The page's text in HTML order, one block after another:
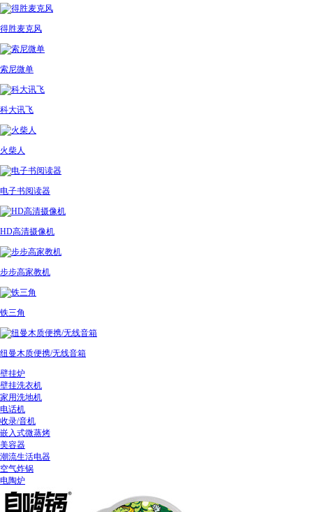
得胜麦克风
索尼微单
科大讯飞
火柴人
电子书阅读器
HD高清摄像机
步步高家教机
铁三角
纽曼木质便携/无线音箱
壁挂炉
壁挂洗衣机
家用洗地机
电话机
收录/音机
嵌入式微蒸烤
美容器
潮流生活电器
空气炸锅
电陶炉